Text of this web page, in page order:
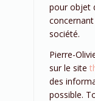
pour objet
concernant
société.
Pierre-
sur le site
des
possible.